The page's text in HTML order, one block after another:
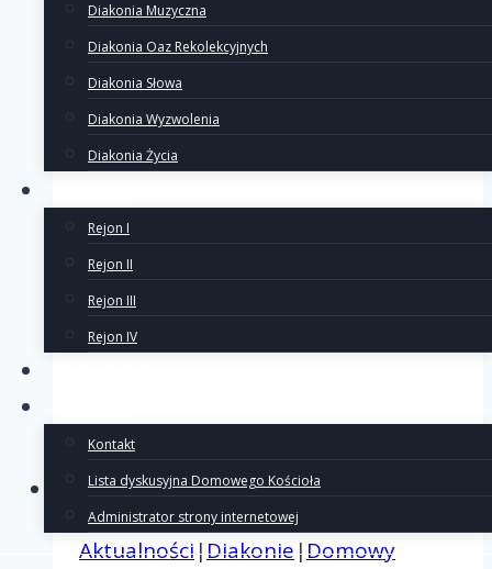
Diakonia Muzyczna
Diakonia Oaz Rekolekcyjnych
Diakonia Słowa
Diakonia Wyzwolenia
Diakonia Życia
Rejon I
Rejon II
Rejon III
Rejon IV
Kontakt
Lista dyskusyjna Domowego Kościoła
Administrator strony internetowej
Aktualności | Diakonie | Domowy